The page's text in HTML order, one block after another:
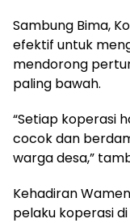
Sambung Bima,
efektif untuk
mendorong
paling bawah.
“Setiap koperasi
cocok dan
warga desa,”
Kehadiran
pelaku koperasi